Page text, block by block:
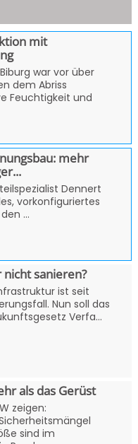
mit
war vor über
dem Abriss
Feuchtigkeit und
mehr
Dennert
vorkonfiguriertes
...
sanieren?
ist seit
Nun soll das
Verfa...
als das Gerüst
zeigen:
sind im